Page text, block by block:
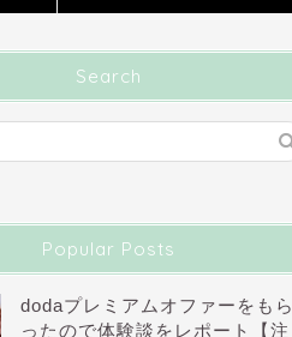
Search
Popular Posts
dodaプレミアムオファーをもら
ったので体験談をレポート【注